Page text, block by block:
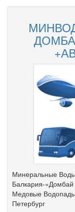
Минеральные
Балкария-«Домбай
Медовые Водопады
Петербург